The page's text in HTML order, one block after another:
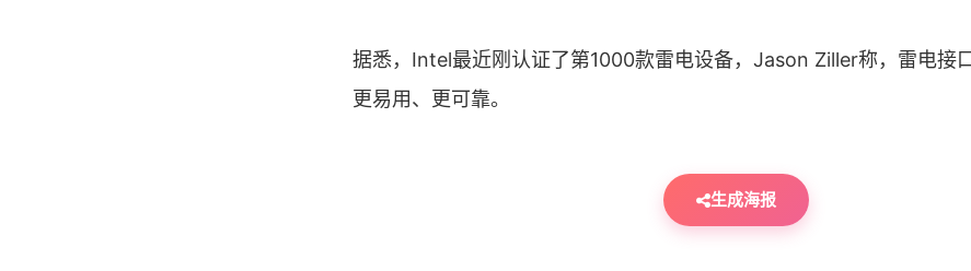
据悉，Intel最近刚认证了第1000款雷电设备，Jason Ziller称，雷电接
更易用、更可靠。
生成海报